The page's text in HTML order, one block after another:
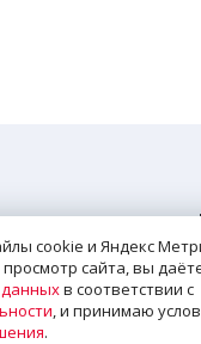
cookie и Яндекс
сайта, вы
в соответствии с
, и принимаю
.